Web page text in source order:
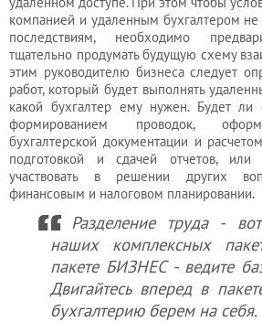
компанией и удаленным бухгалтером
последствиям, необходимо
тщательно продумать будущую схему
этим руководителю бизнеса следует
работ, который будет выполнять
какой бухгалтер ему нужен. Будет ли
формированием проводок,
бухгалтерской документации и
подготовкой и сдачей отчетов,
участвовать в решении других
финансовым и налоговом планировании.
Разделение труда -
наших комплексных
пакете БИЗНЕС - ведите
Двигайтесь вперед в
бухгалтерию берем на себя.
Услуги
регистратора
Кадровый
аутсорсинг
Лицензии
разрешения